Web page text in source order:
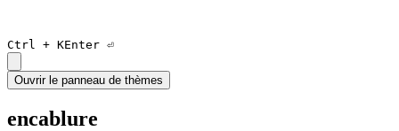
Ctrl + KEnter ⏎
Ouvrir le panneau de thèmes
encablure